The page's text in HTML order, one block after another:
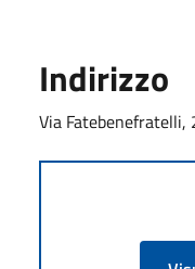
Indirizzo
Via Fatebenefratelli,